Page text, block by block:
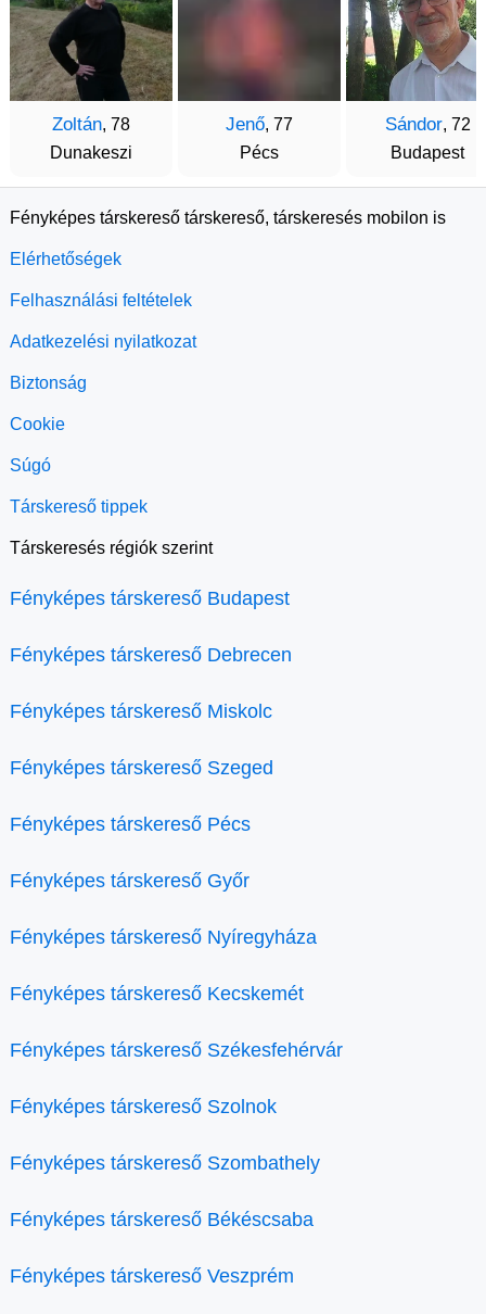
Zoltán, 78
Dunakeszi
Jenő, 77
Pécs
Sándor, 72
Budapest
Fényképes társkereső társkereső, társkeresés mobilon is
Elérhetőségek
Felhasználási feltételek
Adatkezelési nyilatkozat
Biztonság
Cookie
Súgó
Társkereső tippek
Társkeresés régiók szerint
Fényképes társkereső Budapest
Fényképes társkereső Debrecen
Fényképes társkereső Miskolc
Fényképes társkereső Szeged
Fényképes társkereső Pécs
Fényképes társkereső Győr
Fényképes társkereső Nyíregyháza
Fényképes társkereső Kecskemét
Fényképes társkereső Székesfehérvár
Fényképes társkereső Szolnok
Fényképes társkereső Szombathely
Fényképes társkereső Békéscsaba
Fényképes társkereső Veszprém